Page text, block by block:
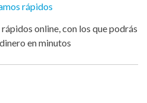
rápidos
online, con los que podrás
en minutos